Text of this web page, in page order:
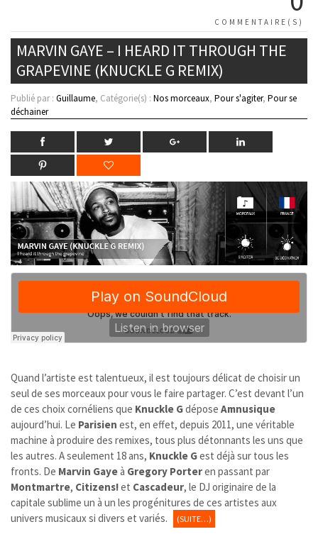
COMMENTAIRE(S)
MARVIN GAYE – I HEARD IT THROUGH THE
GRAPEVINE (KNUCKLE G REMIX)
Publié par : Guillaume, Catégorie(s) : Nos morceaux, Pour s'agiter, Pour se
déchainer
Quand l’artiste est talentueux, il est toujours délicat de choisir un
seul de ses morceaux pour vous le faire partager. C’est devant l’un
de ces choix cornéliens que Knuckle Gdépose Amnusique
aujourd’hui. Le Parisien est, en effet, depuis 2011, une véritable
machine à produire des remixes, tous plus détonnants les uns que
les autres. A seulement 18 ans, Knuckle Gest déjà sur tous les
fronts. De Marvin Gayeà Gregory Porteren passant par
Montmartre, Citizens!et Cascadeur, le DJ originaire de la
capitale sublime un à un les progénitures de ces artistes aux
univers musicaux si divers et variés.
(SUITE…)